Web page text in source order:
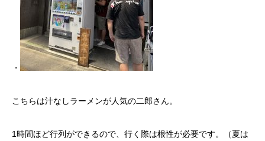
・
こちらは汁なしラーメンが人気の二郎さん。
1時間ほど行列ができるので、行く際は根性が必要です。（夏は